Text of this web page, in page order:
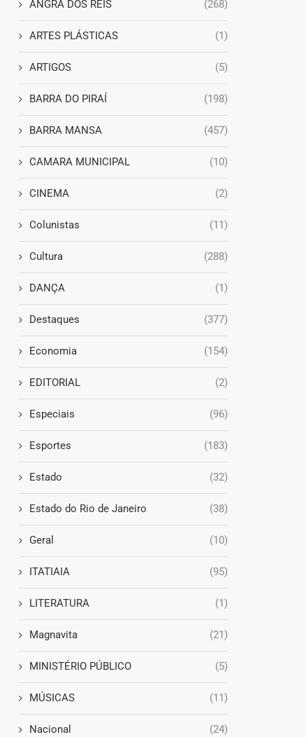
ANGRA DOS REIS (268)
ARTES PLÁSTICAS (1)
ARTIGOS (5)
BARRA DO PIRAÍ (198)
BARRA MANSA (457)
CAMARA MUNICIPAL (10)
CINEMA (2)
Colunistas (11)
Cultura (288)
DANÇA (1)
Destaques (377)
Economia (154)
EDITORIAL (2)
Especiais (96)
Esportes (183)
Estado (32)
Estado do Rio de Janeiro (38)
Geral (10)
ITATIAIA (95)
LITERATURA (1)
Magnavita (21)
MINISTÉRIO PÚBLICO (5)
MÚSICAS (11)
Nacional (24)